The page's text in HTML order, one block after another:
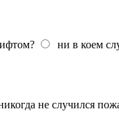
ни в коем
не случился